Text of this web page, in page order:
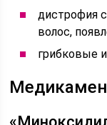
дистрофия
волос,
грибковые